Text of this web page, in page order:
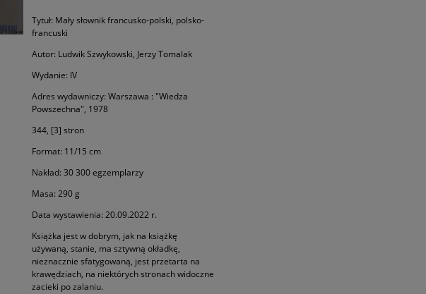
Tytuł: Mały słownik francusko-polski, polsko-
francuski
Autor: Ludwik Szwykowski, Jerzy Tomalak
Wydanie: IV
Adres wydawniczy: Warszawa : "Wiedza
Powszechna", 1978
344, [3] stron
Format: 11/15 cm
Nakład: 30 300 egzemplarzy
Masa: 290 g
Data wystawienia: 20.09.2022 r.
Książka jest w dobrym, jak na książkę
używaną, stanie, ma sztywną okładkę,
nieznacznie sfatygowaną, jest przetarta na
krawędziach, na niektórych stronach widoczne
zacieki po zalaniu.